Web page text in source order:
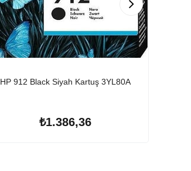
HP 912 Black Siyah Kartuş 3YL80A
₺1.386,36